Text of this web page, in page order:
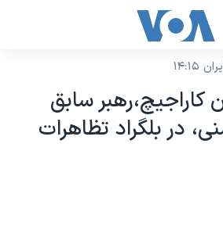
کاراجیچ،رهبر سابق
در بلگراد تظاهرات